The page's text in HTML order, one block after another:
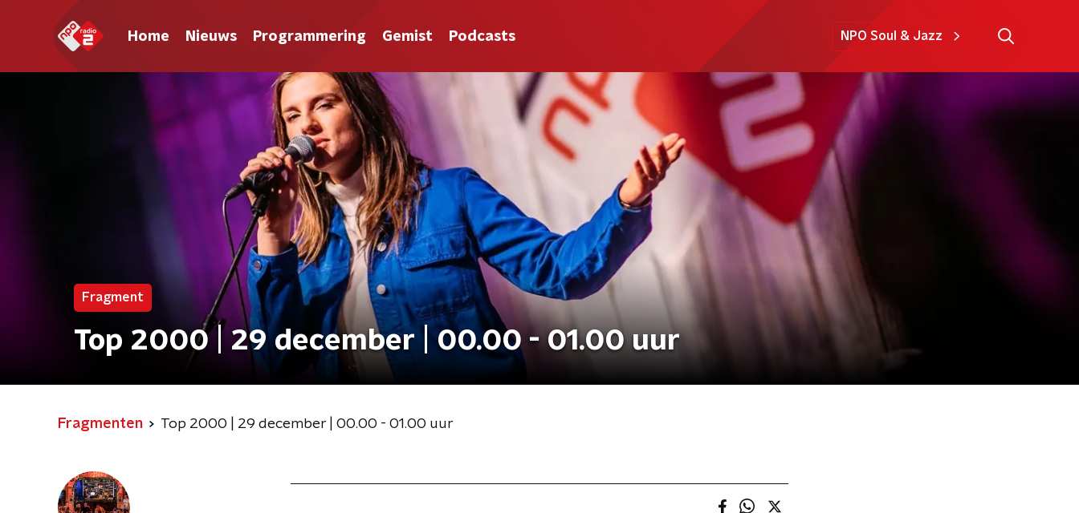
Home Nieuws Programmering Gemist Podcasts NPO Soul & Jazz
Fragment
Top 2000 | 29 december | 00.00 - 01.00 uur
Fragmenten Top 2000 | 29 december | 00.00 - 01.00 uur